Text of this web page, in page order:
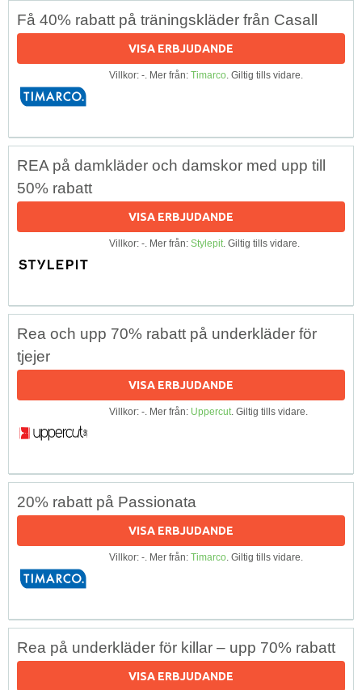
Få 40% rabatt på träningskläder från Casall
VISA ERBJUDANDE
Villkor: -. Mer från: Timarco. Giltig tills vidare.
REA på damkläder och damskor med upp till
50% rabatt
VISA ERBJUDANDE
Villkor: -. Mer från: Stylepit. Giltig tills vidare.
Rea och upp 70% rabatt på underkläder för
tjejer
VISA ERBJUDANDE
Villkor: -. Mer från: Uppercut. Giltig tills vidare.
20% rabatt på Passionata
VISA ERBJUDANDE
Villkor: -. Mer från: Timarco. Giltig tills vidare.
Rea på underkläder för killar – upp 70% rabatt
VISA ERBJUDANDE